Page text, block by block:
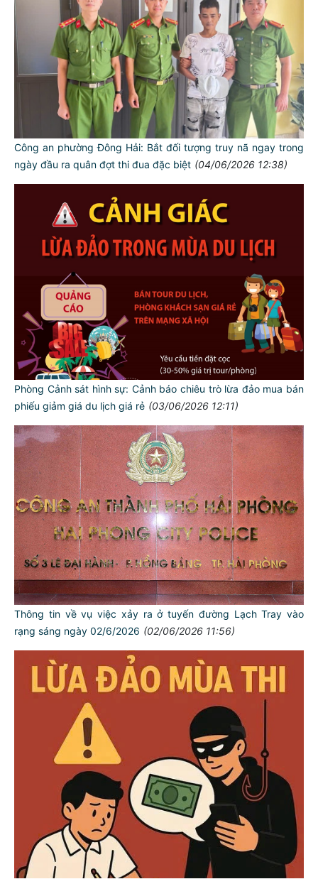
Công an phường Đông Hải: Bắt đối tượng truy nã ngay trong
ngày đầu ra quân đợt thi đua đặc biệt (04/06/2026 12:38)
Phòng Cảnh sát hình sự: Cảnh báo chiêu trò lừa đảo mua bán
phiếu giảm giá du lịch giá rẻ (03/06/2026 12:11)
Thông tin về vụ việc xảy ra ở tuyến đường Lạch Tray vào
rạng sáng ngày 02/6/2026 (02/06/2026 11:56)
TƯ CÁCH